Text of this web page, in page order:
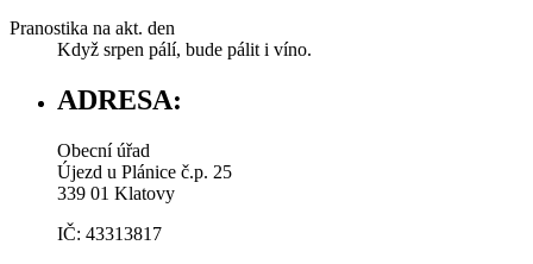
Pranostika na akt. den
Když srpen pálí, bude pálit i víno.
ADRESA:
Obecní úřad
Újezd u Plánice č.p. 25
339 01 Klatovy
IČ: 43313817